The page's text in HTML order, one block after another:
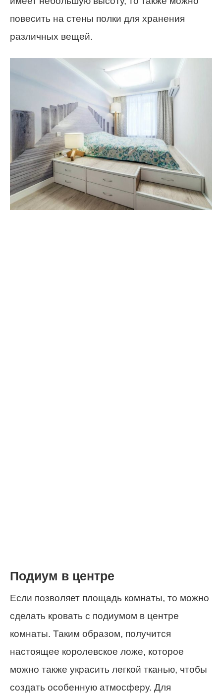
повесить на стены полки для хранения
различных вещей.
Подиум в центре
Если позволяет площадь комнаты, то можно
сделать кровать с подиумом в центре
комнаты. Таким образом, получится
настоящее королевское ложе, которое
можно также украсить легкой тканью, чтобы
создать особенную атмосферу. Для